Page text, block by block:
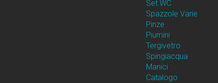
Set WC
Spazzole Varie
Pinze
Piumini
Tergivetro
Spingiacqua
Manici
Catalogo